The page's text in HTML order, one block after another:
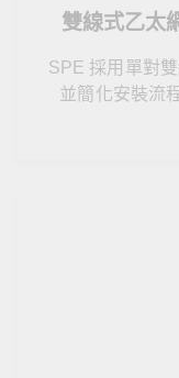
雙線式乙太
SPE 採用單對
並簡化安裝流